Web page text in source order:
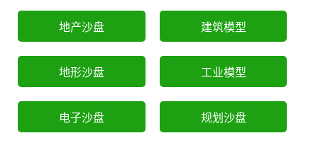
地产沙盘 建筑模型
地形沙盘 工业模型
电子沙盘 规划沙盘